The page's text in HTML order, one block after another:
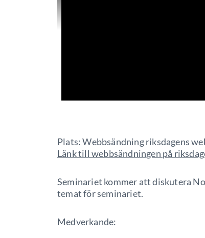
Plats: Webbsändning riksdagens
Länk till webbsändningen på
Seminariet kommer att diskutera
temat för seminariet.
Medverkande: